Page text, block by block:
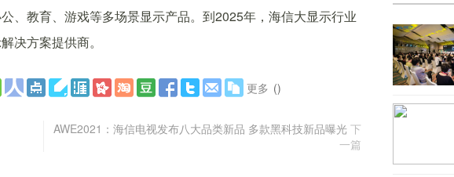
、教育、游戏等多场景显示产品。到2025年，海信大显示行业
决方案提供商。
更多 ()
AWE2021：海信电视发布八大品类新品 多款黑科技新品曝光 下
一篇